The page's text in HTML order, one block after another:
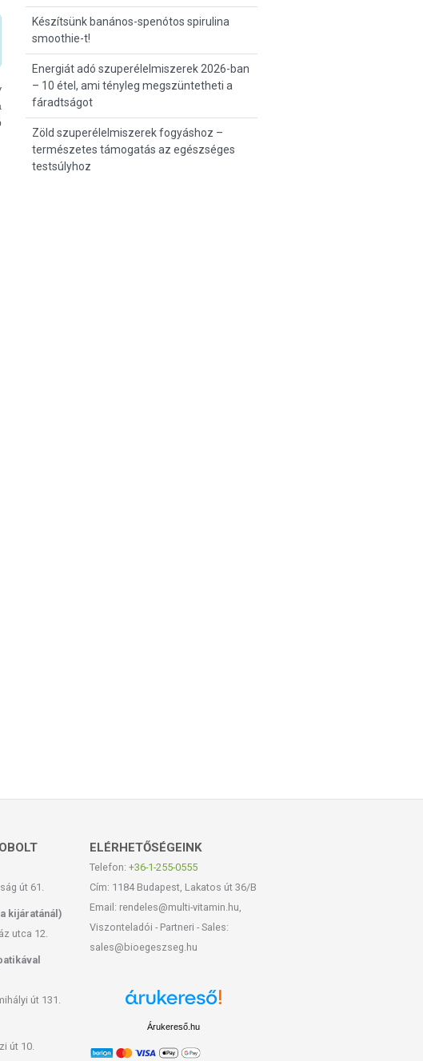
Készítsünk banános-spenótos spirulina
smoothie-t!
Energiát adó szuperélelmiszerek 2026-ban
– 10 étel, ami tényleg megszüntetheti a
fáradtságot
Zöld szuperélelmiszerek fogyáshoz –
természetes támogatás az egészséges
testsúlyhoz
út 61.
kijáratánál)
utca 12.
út 131.
út 10.
ELÉRHETŐSÉGEINK
Telefon: +36-1-255-0555
Cím: 1184 Budapest, Lakatos út 36/B
Email: rendeles@multi-vitamin.hu,
Viszonteladói - Partneri - Sales:
sales@bioegeszseg.hu
Árukereső.hu